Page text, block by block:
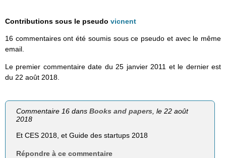
Contributions sous le pseudo vicnent
16 commentaires ont été soumis sous ce pseudo et avec le même
email.
Le premier commentaire date du 25 janvier 2011 et le dernier est
du 22 août 2018.
Commentaire 16 dansBooks and papers, le 22 août
2018
Et CES 2018, et Guide des startups 2018
Répondre à ce commentaire